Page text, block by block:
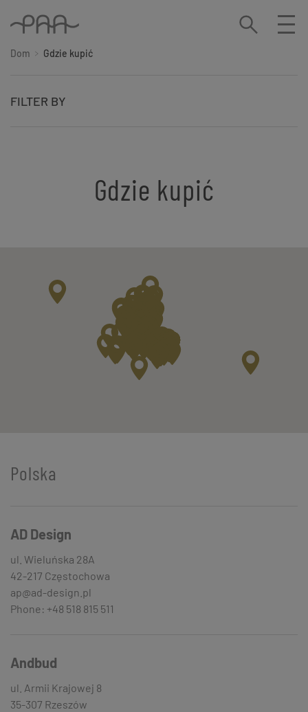
Dom Gdzie kupić
FILTER BY
Gdzie kupić
Polska
AD Design
ul. Wieluńska 28A
42-217 Częstochowa
ap@ad-design.pl
Phone: +48 518 815 511
Andbud
ul. Armii Krajowej 8
35-307 Rzeszów